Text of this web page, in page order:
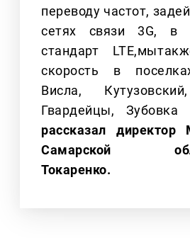
переводу частот,
сетях связи 3G, в
стандарт
скорость в
Висла,
Гвардейцы,
рассказал
Самарской
Токаренко.